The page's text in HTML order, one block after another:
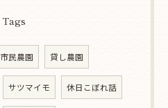
Tags
市民農園 貸し農園
サツマイモ 休日こぼれ話